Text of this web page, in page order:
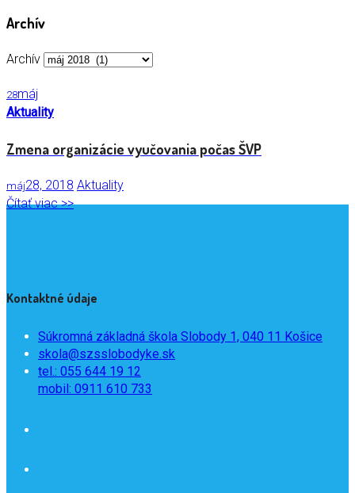
Archív
Archív
28máj
Aktuality
Zmena organizácie vyučovania počas ŠVP
máj28, 2018 Aktuality
Čítať viac >>
Kontaktné údaje
Súkromná základná škola Slobody 1, 040 11 Košice
skola@szsslobodyke.sk
tel.: 055 644 19 12
mobil: 0911 610 733